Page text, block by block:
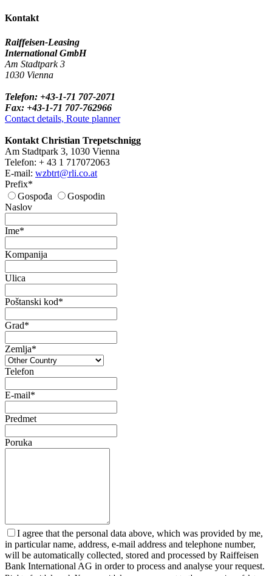
Kontakt
Raiffeisen-Leasing
International GmbH
Am Stadtpark 3
1030 Vienna
Telefon: +43-1-71 707-2071
Fax: +43-1-71 707-762966
Contact details, Route planner
Kontakt Christian Trepetschnigg
Am Stadtpark 3, 1030 Vienna
Telefon: + 43 1 717072063
E-mail: wzbtrt@rli.co.at
Prefix*
Gospođa
Gospodin
Naslov
Ime*
Kompanija
Ulica
Poštanski kod*
Grad*
Zemlja*
Telefon
E-mail*
Predmet
Poruka
I agree that the personal data above, which was provided by me,
in particular name, address, e-mail address and telephone number,
will be automatically collected, stored and processed by Raiffeisen
Bank International AG in order to process and analyse your request.